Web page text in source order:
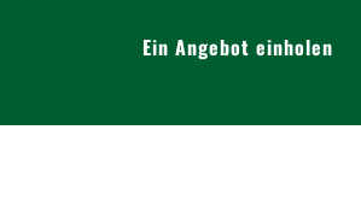
Ein Angebot einholen